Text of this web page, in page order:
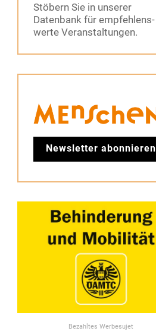
Stöbern Sie in unserer
Datenbank für empfehlens-
werte Veranstaltungen.
Newsletter abonnieren
Bezahltes Werbesujet